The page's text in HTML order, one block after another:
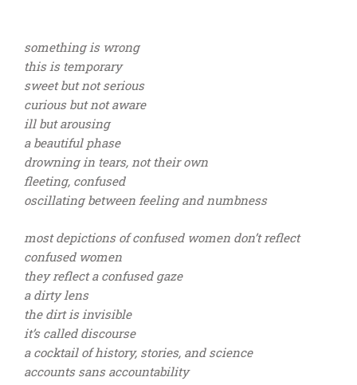
something is wrong
this is temporary
sweet but not serious
curious but not aware
ill but arousing
a beautiful phase
drowning in tears, not their own
fleeting, confused
oscillating between feeling and numbness
most depictions of confused women don’t reflect
confused women
they reflect a confused gaze
a dirty lens
the dirt is invisible
it’s called discourse
a cocktail of history, stories, and science
accounts sans accountability